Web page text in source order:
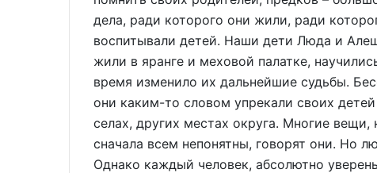
дела, ради которого они жили, ради
воспитывали детей. Наши дети Люда и
жили в яранге и меховой палатке,
время изменило их дальнейшие судьбы.
они каким-то словом упрекали своих
селах, других местах округа. Многие
сначала всем непонятны, говорят они. Но
Однако каждый человек, абсолютно